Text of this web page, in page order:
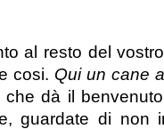
al resto del
cosi. Qui un cane
che dà il
guardate di non